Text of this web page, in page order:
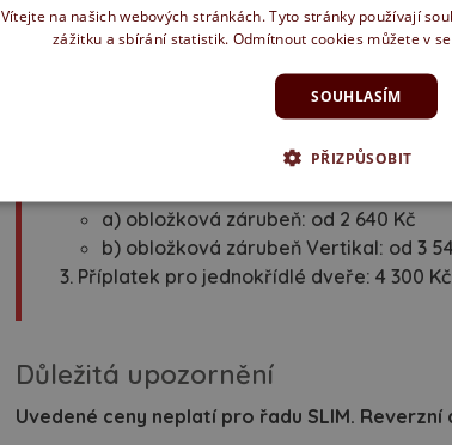
Celkem
Detailní rozpis položek:
Cena dveří odpovídá cenám otočných
a) obložková zárubeň: od 2 640 Kč
b) obložková zárubeň Vertikal: od 3
Příplatek pro jednokřídlé dveře: 4 300 Kč.
Důležitá upozornění
Uvedené ceny neplatí pro řadu SLIM. Reverzní
Vítejte na našich webových stránkách. Tyto stránky používají
zážitku a sbírání statistik. Odmítnout cookies můžete v
SOUHLASÍM
PŘIZPŮSOBIT